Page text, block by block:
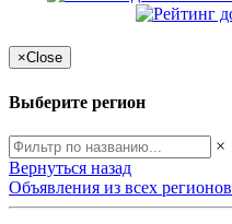
×Close
Выберите регион
×
Вернуться назад
Объявления из всех регионов